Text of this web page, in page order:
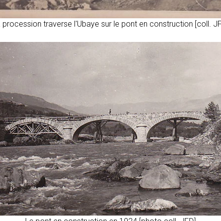
procession traverse l'Ubaye sur le pont en construction [coll.